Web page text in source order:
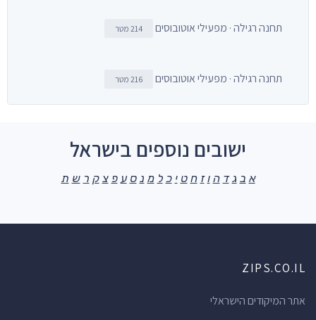
תחנה רגילה · מפעילי אוטובוסים 214 מטר
תחנה רגילה · מפעילי אוטובוסים 216 מטר
ישובים נוספים בישראל
א ב ג ד ה ו ז ח ט י כ ל מ נ ס ע פ צ ק ר ש ת
ZIPS.CO.IL
אתר המיקודים הישראלי